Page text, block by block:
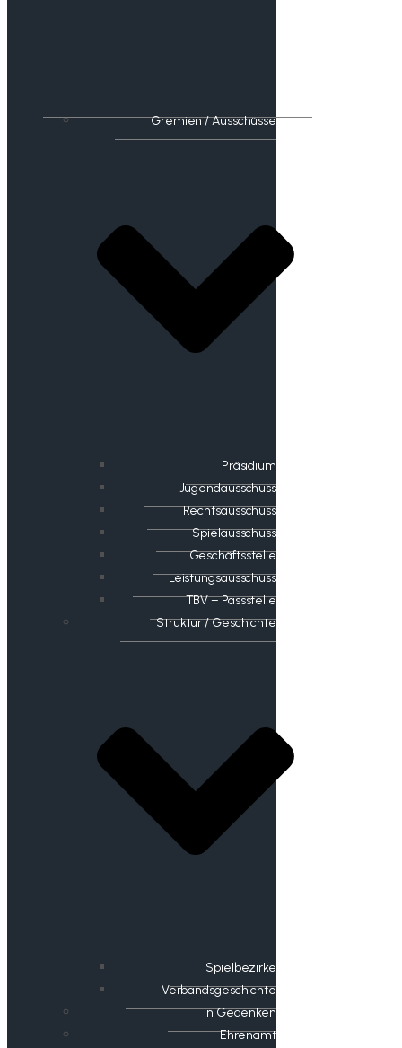
Gremien / Ausschüsse
Präsidium
Jugendausschuss
Rechtsausschuss
Spielausschuss
Geschäftsstelle
Leistungsausschuss
TBV – Passstelle
Struktur / Geschichte
Spielbezirke
Verbandsgeschichte
In Gedenken
Ehrenamt